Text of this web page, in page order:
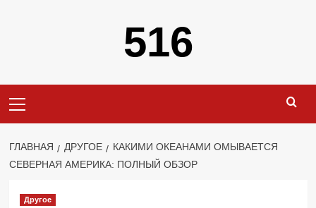
516
меню
ГЛАВНАЯ ДРУГОЕ
КАКИМИ ОКЕАНАМИ ОМЫВАЕТСЯ
СЕВЕРНАЯ АМЕРИКА: ПОЛНЫЙ ОБЗОР
Другое